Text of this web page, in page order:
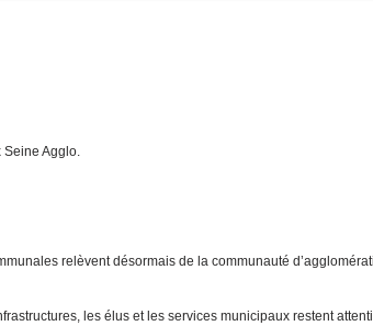
Seine Agglo.
relèvent désormais de la communauté
les élus et les services municipaux restent